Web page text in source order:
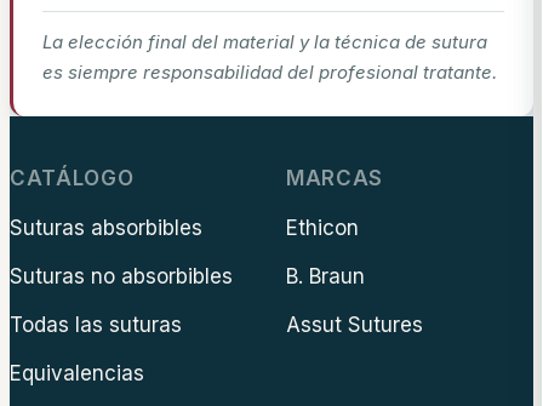
La elección final del material y la técnica de sutura
es siempre responsabilidad del profesional tratante.
CATÁLOGO
Suturas absorbibles
Suturas no absorbibles
Todas las suturas
Equivalencias
MARCAS
Ethicon
B. Braun
Assut Sutures